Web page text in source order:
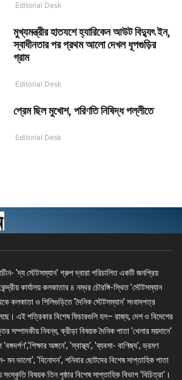
Editorial Desk
মুখ্যমন্ত্রীর হাতযশে হ্যারিকেন আউট বিদ্যুৎ ইন,
স্বাধীনতার পর প্রথম আলো দেখল ধূপগুড়ির
গ্রাম
Editorial Desk
প্রেম ছিল মুখোশ, পরিণতি নিষিদ্ধ পল্লীতে
Editorial Desk
'দ্য স্টেটসম্যান' গ্রুপ দ্বারা পরিচালিত একটি জনপ্রিয়
কার্যালয় কলকাতার ৪ নম্বর চৌরঙ্গি-স্থিত 'স্টেটসম্যান
কলকাতা ও শিলিগুড়িতে 'দৈনিক স্টেটসম্যান' সংবাদপত্র
এই পত্রিকার বিশেষ ফিচারগুলি হল– রাজ্য, দেশ ও বিদেশের
সম্পাদকীয় নিবন্ধ, ক্রীড়া বিষয়ক দৈনিক পাতা 'খেলার ময়দানে'
অঙ্গনে', 'স্বাস্থ্য', 'ব্যবসা- বাণিজ্য', ভ্রমণ
মন ভালো', 'বিনোদন', শনিবার ছোটদের বিশেষ সাপ্তাহিক পাতা
সংস্কৃতি বিষয়ক তিন পৃষ্ঠার বিশেষ সাপ্তাহিক বিভাগ 'বিচিত্রা'।